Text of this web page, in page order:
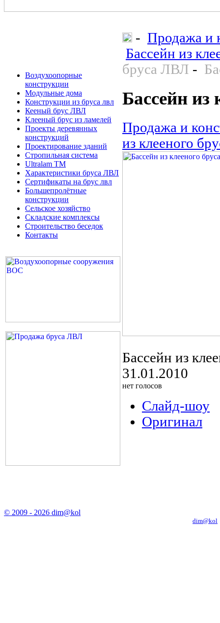
Воздухоопорные
конструкции
Модульные дома
Конструкции из бруса лвл
Кееный брус ЛВЛ
Клееный брус из ламелей
Проекты деревянных
конструкций
Проектирование зданий
Стропильная система
Ultralam TM
Характеристики бруса ЛВЛ
Сертификаты на брус лвл
Большепролётные
конструкции
Сельское хозяйство
Складские комплексы
Строительство беседок
Контакты
- Продажа и
Бассейн из
бруса ЛВЛ -
Бассейн из
Продажа и
из клееного
Бассейн из
31.01.2010
нет голосов
Слайд-шоу
Оригинал
© 2009 - 2026 dim@kol
dim@kol